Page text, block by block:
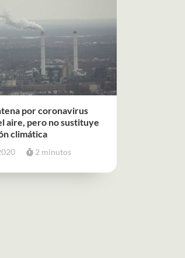
por coronavirus
aire, pero no sustituye
climática
2 minutos